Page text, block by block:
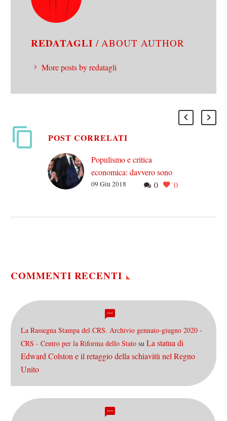
REDATAGLI / ABOUT AUTHOR
More posts by redatagli
POST CORRELATI
Populismo e critica
economica: davvero sono
in relazione necessaria?
0 0
09 Giu 2018
COMMENTI RECENTI
La Rassegna Stampa del CRS. Archivio gennaio-giugno 2020 -
CRS - Centro per la Riforma dello Stato su La statua di
Edward Colston e il retaggio della schiavitù nel Regno
Unito